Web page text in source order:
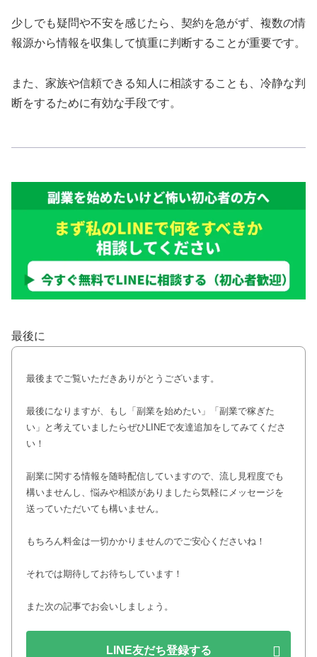
少しでも疑問や不安を感じたら、契約を急がず、複数の情
報源から情報を収集して慎重に判断することが重要です。
また、家族や信頼できる知人に相談することも、冷静な判
断をするために有効な手段です。
最後に
最後までご覧いただきありがとうございます。
最後になりますが、もし「副業を始めたい」「副業で稼ぎた
い」と考えていましたらぜひLINEで友達追加をしてみてくださ
い！
副業に関する情報を随時配信していますので、流し見程度でも
構いませんし、悩みや相談がありましたら気軽にメッセージを
送っていただいても構いません。
もちろん料金は一切かかりませんのでご安心くださいね！
それでは期待してお待ちしています！
また次の記事でお会いしましょう。
LINE友だち登録する